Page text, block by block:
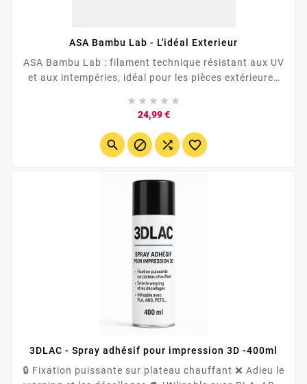
ASA Bambu Lab - L'idéal Exterieur
ASA Bambu Lab : filament technique résistant aux UV
et aux intempéries, idéal pour les pièces extérieures
    
24,99 €Prix
   
3DLAC - Spray adhésif pour impression 3D -400ml
🔒 Fixation puissante sur plateau chauffant ❌ Adieu le